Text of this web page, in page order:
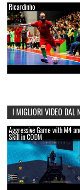
Ricardinho
I MIGLIORI VIDEO DAL
Aggressive Game with M4
Skill in CODM